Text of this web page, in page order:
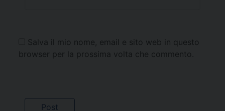
Salva il mio nome, email e sito web in questo
browser per la prossima volta che commento.